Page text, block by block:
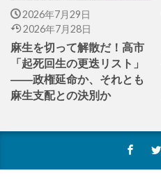
2026年7月29日
2026年7月28日
麻生を切って解散だ！高市
「起死回生の更迭リスト」
――政権延命か、それとも
麻生支配との決別か